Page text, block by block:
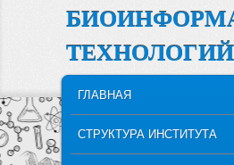
ТЕХНОЛОГИЙ
SKIP TO PRIMARY CONTENT
SKIP TO SECONDARY
ГЛАВНАЯ
СТРУКТУРА ИНСТИТУТА